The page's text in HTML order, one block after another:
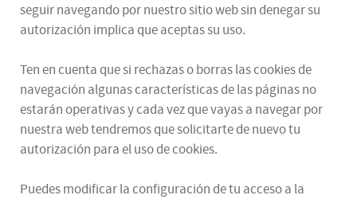
seguir navegando por nuestro sitio web sin denegar su
autorización implica que aceptas su uso.
Ten en cuenta que si rechazas o borras las cookies de
navegación algunas características de las páginas no
estarán operativas y cada vez que vayas a navegar por
nuestra web tendremos que solicitarte de nuevo tu
autorización para el uso de cookies.
Puedes modificar la configuración de tu acceso a la